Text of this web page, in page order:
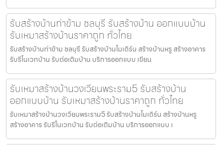
รับสร้างบ้านท่าข้าม ชลบุรี รับสร้างบ้าน ออกแบบบ้าน
รับเหมาสร้างบ้านราคาถูก ทั่วไทย
รับสร้างบ้านท่าข้าม ชลบุรี รับสร้างบ้านโมเดิร์น สร้างบ้านหรู สร้างอาคาร
รับรีโนเวทบ้าน รับต่อเติมบ้าน บริการออกแบบ เขียน
รับเหมาสร้างบ้านวงเวียนพระราม5 รับสร้างบ้าน
ออกแบบบ้าน รับเหมาสร้างบ้านราคาถูก ทั่วไทย
รับเหมาสร้างบ้านวงเวียนพระราม5 รับสร้างบ้านโมเดิร์น สร้างบ้านหรู
สร้างอาคาร รับรีโนเวทบ้าน รับต่อเติมบ้าน บริการออกแบบ เ